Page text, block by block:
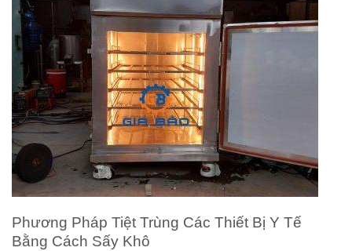
Phương Pháp Tiệt Trùng Các Thiết Bị Y Tế
Bằng Cách Sấy Khô